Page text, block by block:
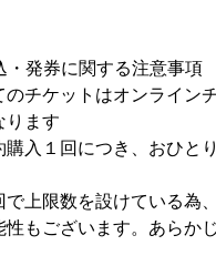
発券に関する注意事項
のチケットはオンライン
ります
購入１回につき、おひと
で上限数を設けている為
性もございます。あらか